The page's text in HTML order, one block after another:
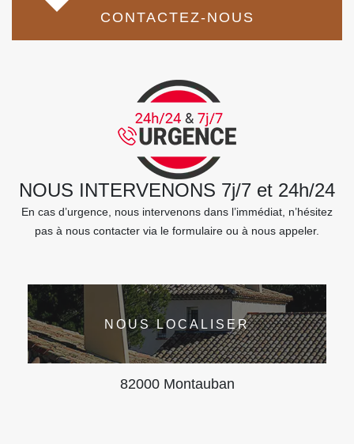
CONTACTEZ-NOUS
NOUS INTERVENONS 7j/7 et 24h/24
En cas d’urgence, nous intervenons dans l’immédiat, n’hésitez
pas à nous contacter via le formulaire ou à nous appeler.
NOUS LOCALISER
82000 Montauban